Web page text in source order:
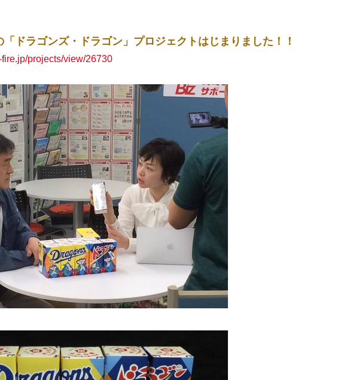
「ドラゴンズ・ドラゴン」プロジェクトはじまりました！！
fire.jp/projects/view/26730